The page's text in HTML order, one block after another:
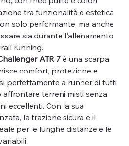
tra funzionalità e estetica
solo performante, ma anche
sia durante l'allenamento
running.
ATR 7è una scarpa
comfort, protezione e
perfettamente a runner di tutti
affrontare terreni misti senza
eccellenti. Con la sua
la trazione sicura e il
per le lunghe distanze e le